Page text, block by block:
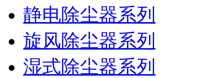
静电除尘器系列
旋风除尘器系列
湿式除尘器系列